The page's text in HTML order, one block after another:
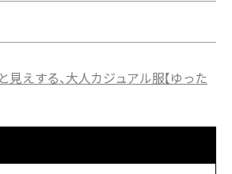
えする、大人カジュアル服【ゆった